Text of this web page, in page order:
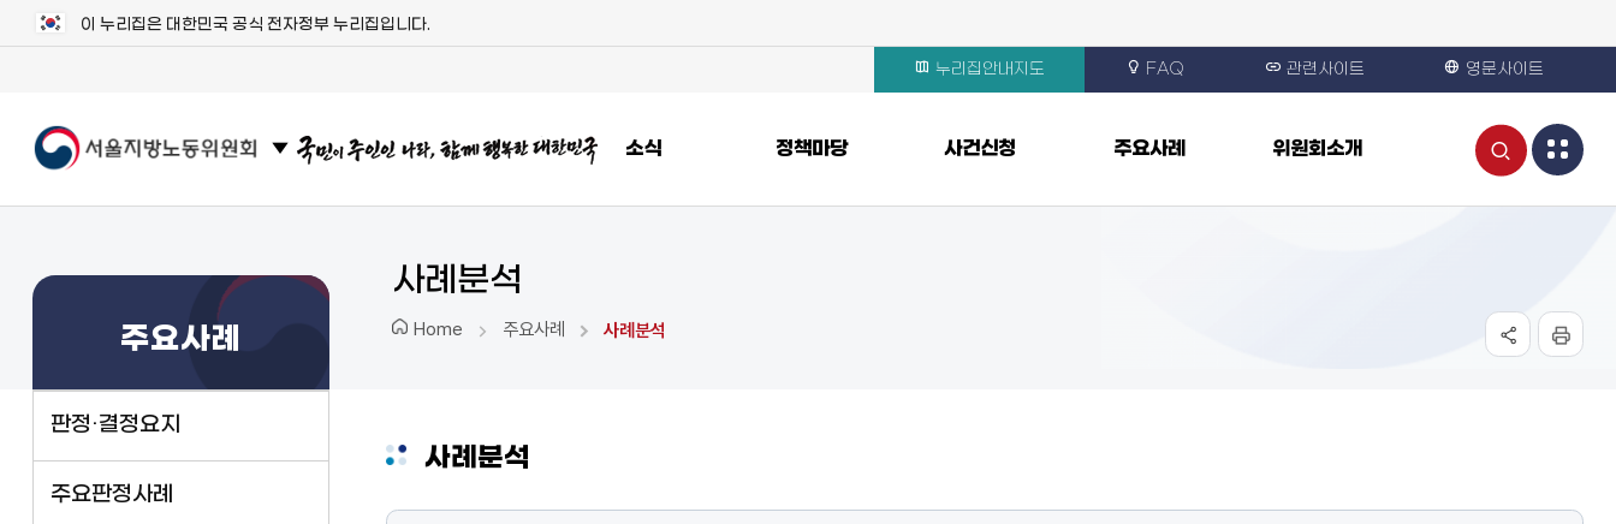
이 누리집은 대한민국 공식 전자정부 누리집입니다.
누리집안내지도 FAQ 관련사이트 영문사이트
관련 사이트 목록 보기 소식 정책마당 사건신청 주요사례 위원회소개
통
합
열
사례분석
Home 주요사례 사례분석
주요사례
판정·결정요지
주요판정사례
사례분석